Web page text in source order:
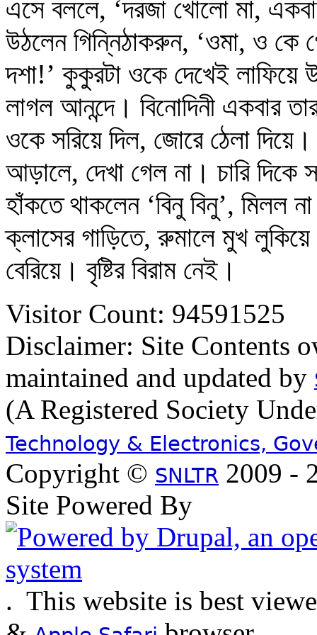
এসে বললে, ‘দরজা খোলো মা,
উঠলেন গিন্নিঠাকরুন, ‘ওমা, ও কে
দশা!’ কুকুরটা ওকে দেখেই
লাগল আনন্দে। বিনোদিনী একবার
ওকে সরিয়ে দিল, জোরে ঠেলা
আড়ালে, দেখা গেল না। চারি
হাঁকতে থাকলেন ‘বিনু বিনু’, মিলল
ক্লাসের গাড়িতে, রুমালে মুখ
বেরিয়ে। বৃষ্টির বিরাম নেই।
Visitor Count: 94591525
Disclaimer: Site Contents
maintained and updated by
(A Registered Society
Technology & Electronics,
Copyright © SNLTR 2009 -
Site Powered By
. This website is best